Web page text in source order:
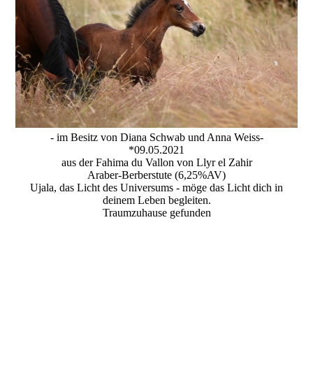
- im Besitz von Diana Schwab und Anna Weiss-
*09.05.2021
aus der Fahima du Vallon von Llyr el Zahir
Araber-Berberstute (6,25%AV)
Ujala, das Licht des Universums - möge das Licht dich in
deinem Leben begleiten.
Traumzuhause gefunden